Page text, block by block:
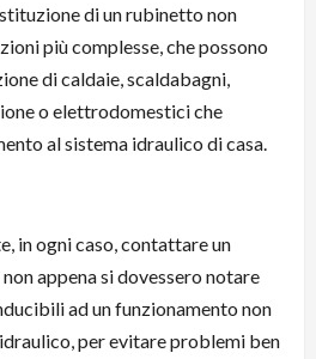
di un rubinetto non
più complesse, che possono
di caldaie, scaldabagni,
o elettrodomestici che
al sistema idraulico di casa.
in ogni caso, contattare un
appena si dovessero notare
ad un funzionamento non
per evitare problemi ben